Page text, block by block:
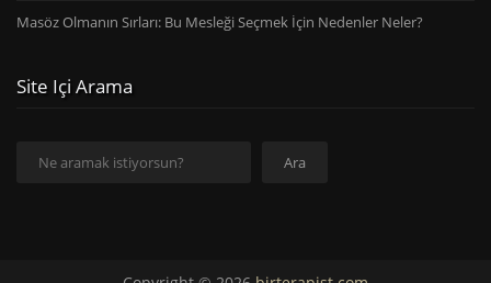
Masöz Olmanın Sırları: Bu Mesleği Seçmek İçin Nedenler Neler?
Site Içi Arama
Ara